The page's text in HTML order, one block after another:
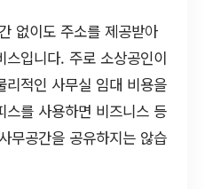
없이도 주소를 제공받아
입니다. 주로 소상공인이
적인 사무실 임대 비용을
를 사용하면 비즈니스 등
무공간을 공유하지는 않습